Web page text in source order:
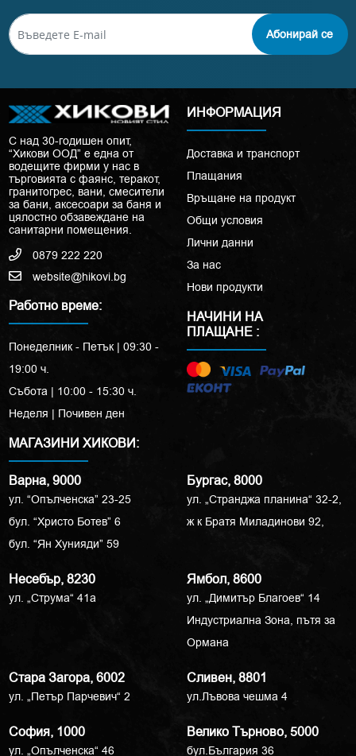
Абонирай се
С над 30-годишен опит,
“Хикови ООД” е една от
водещите фирми у нас в
търговията с фаянс, теракот,
гранитогрес, вани, смесители
за бани, аксесоари за баня и
цялостно обзавеждане на
санитарни помещения.
0879 222 220
website@hikovi.bg
Работно време:
Понеделник - Петък | 09:30 -
19:00 ч.
Събота | 10:00 - 15:30 ч.
Неделя | Почивен ден
ИНФОРМАЦИЯ
Доставка и транспорт
Плащания
Връщане на продукт
Общи условия
Лични данни
За нас
Нови продукти
НАЧИНИ НА
ПЛАЩАНЕ :
МАГАЗИНИ ХИКОВИ:
Варна, 9000
ул. “Опълченска” 23-25
бул. “Христо Ботев” 6
бул. “Ян Хунияди” 59
Бургас, 8000
ул. „Странджа планина“ 32-2,
ж к Братя Миладинови 92,
Несебър, 8230
ул. „Струма“ 41a
Ямбол, 8600
ул. „Димитър Благоев“ 14
Индустриална Зона, пътя за
Ормана
Стара Загора, 6002
ул. „Петър Парчевич“ 2
Сливен, 8801
ул.Лъвова чешма 4
София, 1000
ул. „Опълченска“ 46
Велико Търново, 5000
бул.България 36